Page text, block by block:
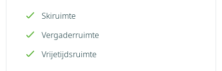
Skiruimte
Vergaderruimte
Vrijetijdsruimte